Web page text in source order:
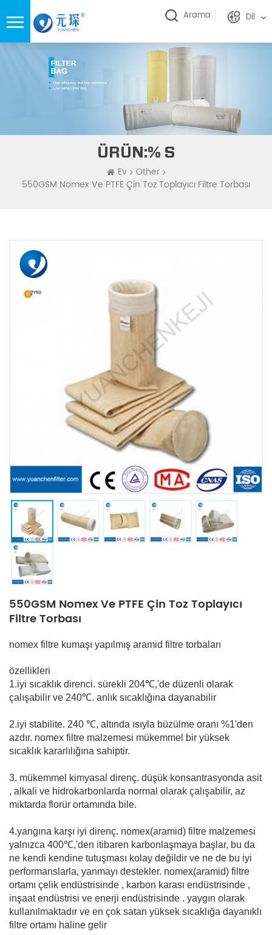
Arama Dil
ÜRÜN:% S
Ev
Other
550GSM Nomex Ve PTFE Çin Toz Toplayıcı Filtre Torbası
550GSM Nomex Ve PTFE Çin Toz Toplayıcı
Filtre Torbası
nomex filtre kumaşı yapılmış aramid filtre torbaları
özellikleri
1.iyi sıcaklık direnci. sürekli 204℃,'de düzenli olarak
çalışabilir ve 240℃. anlık sıcaklığına dayanabilir
2.iyi stabilite. 240 ℃, altında ısıyla büzülme oranı %1'den
azdır. nomex filtre malzemesi mükemmel bir yüksek
sıcaklık kararlılığına sahiptir.
3. mükemmel kimyasal direnç. düşük konsantrasyonda asit
, alkali ve hidrokarbonlarda normal olarak çalışabilir, az
miktarda florür ortamında bile.
4.yangına karşı iyi direnç. nomex(aramid) filtre malzemesi
yalnızca 400℃,'den itibaren karbonlaşmaya başlar, bu da
ne kendi kendine tutuşması kolay değildir ve ne de bu iyi
performanslarla, yanmayı destekler. nomex(aramid) filtre
ortamı çelik endüstrisinde , karbon karası endüstrisinde ,
inşaat endüstrisi ve enerji endüstrisinde . yaygın olarak
kullanılmaktadır ve en çok satan yüksek sıcaklığa dayanıklı
filtre ortamı haline gelir